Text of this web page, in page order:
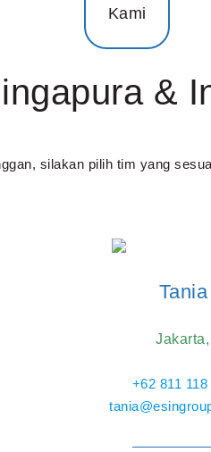
Kami
&
silakan pilih tim yang
+62 811 118